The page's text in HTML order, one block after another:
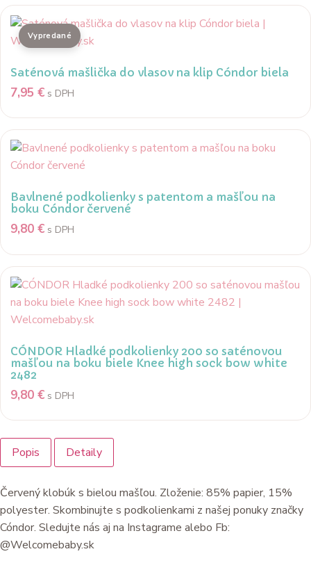
Saténová mašlička do vlasov na klip Cóndor biela
7,95 € s DPH
Bavlnené podkolienky s patentom a mašľou na
boku Cóndor červené
9,80 € s DPH
CÓNDOR Hladké podkolienky 200 so saténovou
mašľou na boku biele Knee high sock bow white
2482
9,80 € s DPH
Popis Detaily
Červený klobúk s bielou mašľou. Zloženie: 85% papier, 15%
polyester. Skombinujte s podkolienkami z našej ponuky značky
Cóndor. Sledujte nás aj na Instagrame alebo Fb:
@Welcomebaby.sk